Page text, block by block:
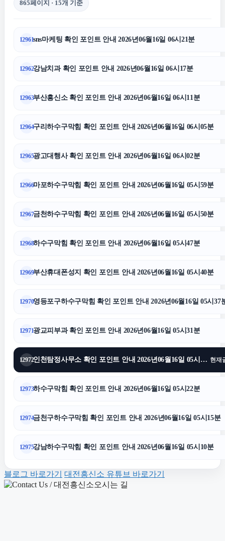
동대문하수구막힘
도봉하수구막힘
트립닷컴할인코드
수원성범죄변호사
이혼소송
구리하수구막힘
865페이지 · 15개 기준
12961sns마케팅 확인 포인트 안내 2026년06월16일 06시21분
12962강남치과 확인 포인트 안내 2026년06월16일 06시17분
12963부산흥신소 확인 포인트 안내 2026년06월16일 06시11분
12964구리하수구막힘 확인 포인트 안내 2026년06월16일 06시05분
12965광고대행사 확인 포인트 안내 2026년06월16일 06시02분
12966마포하수구막힘 확인 포인트 안내 2026년06월16일 05시59분
12967금천하수구막힘 확인 포인트 안내 2026년06월16일 05시50분
12968하수구막힘 확인 포인트 안내 2026년06월16일 05시47분
12969부산휴대폰성지 확인 포인트 안내 2026년06월16일 05시40분
12970영등포구하수구막힘 확인 포인트 안내 2026년06월16일 05시37
12971광교피부과 확인 포인트 안내 2026년06월16일 05시31분
12972 인천탐정사무소 확인 포인트 안내 2026년06월16일 05시26분 현재
12973하수구막힘 확인 포인트 안내 2026년06월16일 05시22분
12974금천구하수구막힘 확인 포인트 안내 2026년06월16일 05시15분
12975강남하수구막힘 확인 포인트 안내 2026년06월16일 05시10분
블로그 바로가기 대전흥신소 유튜브 바로가기